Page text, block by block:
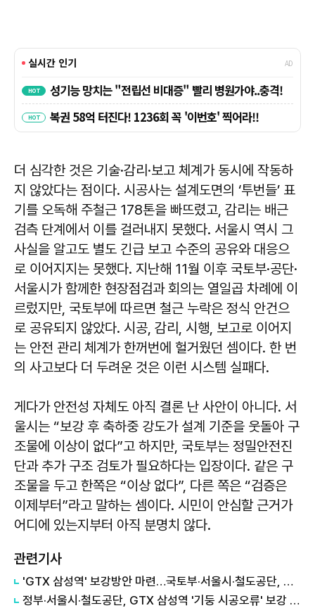
더 심각한 것은 기술·감리·보고 체계가 동시에 작동하
지 않았다는 점이다. 시공사는 설계도면의 ‘투번들’ 표
기를 오독해 주철근 178톤을 빠뜨렸고, 감리는 배근
검측 단계에서 이를 걸러내지 못했다. 서울시 역시 그
사실을 알고도 별도 긴급 보고 수준의 공유와 대응으
로 이어지지는 못했다. 지난해 11월 이후 국토부·공단·
서울시가 함께한 현장점검과 회의는 열일곱 차례에 이
르렀지만, 국토부에 따르면 철근 누락은 정식 안건으
로 공유되지 않았다. 시공, 감리, 시행, 보고로 이어지
는 안전 관리 체계가 한꺼번에 헐거웠던 셈이다. 한 번
의 사고보다 더 두려운 것은 이런 시스템 실패다.
게다가 안전성 자체도 아직 결론 난 사안이 아니다. 서
울시는 “보강 후 축하중 강도가 설계 기준을 웃돌아 구
조물에 이상이 없다”고 하지만, 국토부는 정밀안전진
단과 추가 구조 검토가 필요하다는 입장이다. 같은 구
조물을 두고 한쪽은 “이상 없다”, 다른 쪽은 “검증은
이제부터”라고 말하는 셈이다. 시민이 안심할 근거가
어디에 있는지부터 아직 분명치 않다.
관련기사
'GTX 삼성역' 보강방안 마련…국토부·서울시·철도공단, 용역 착수
정부·서울시·철도공단, GTX 삼성역 '기둥 시공오류' 보강 용역 착수